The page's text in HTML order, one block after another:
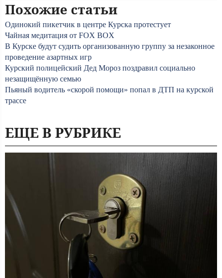
Похожие статьи
Одинокий пикетчик в центре Курска протестует
Чайная медитация от FOX BOX
В Курске будут судить организованную группу за незаконное
проведение азартных игр
Курский полицейский Дед Мороз поздравил социально
незащищённую семью
Пьяный водитель «скорой помощи» попал в ДТП на курской
трассе
ЕЩЕ В РУБРИКЕ